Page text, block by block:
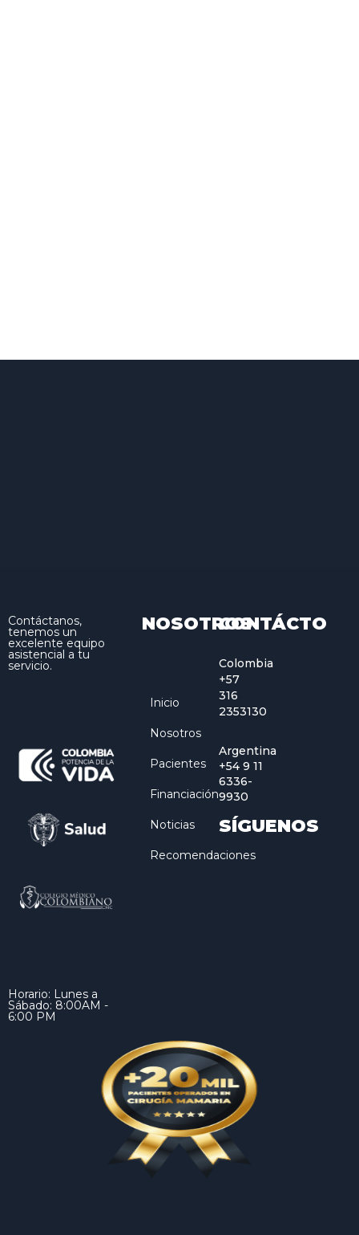
Contáctanos,
tenemos un
excelente equipo
asistencial a tu
servicio.
Horario: Lunes a
Sábado: 8:00AM -
6:00 PM
NOSOTROS
Inicio
Nosotros
Pacientes
Financiación
Noticias
Recomendaciones
CONTÁCTO
Colombia
+57
316
2353130
Argentina
+54 9 11
6336-
9930
SÍGUENOS